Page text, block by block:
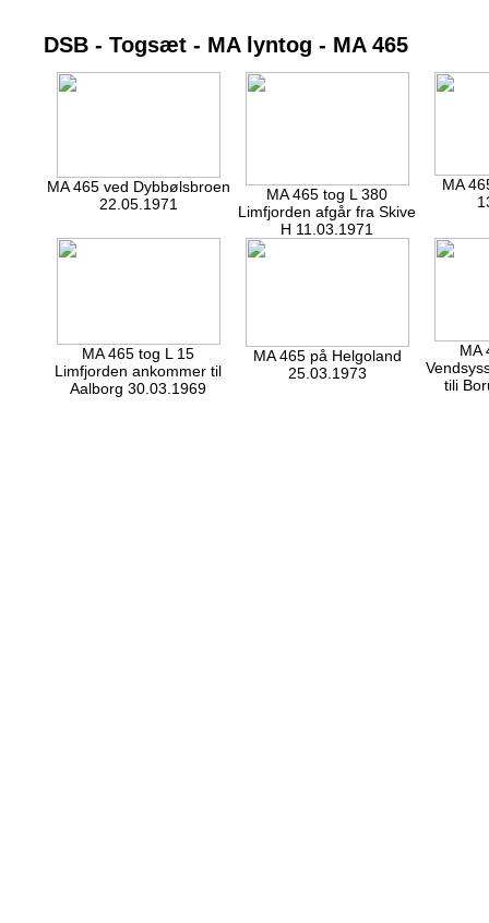
DSB - Togsæt - MA lyntog - MA 465
MA 465 ved Dybbølsbroen
22.05.1971
MA 465 tog L 380
Limfjorden afgår fra Skive
H 11.03.1971
MA
MA 465 tog L 15
Limfjorden ankommer til
Aalborg 30.03.1969
MA 465 på Helgoland
25.03.1973
MA
tili